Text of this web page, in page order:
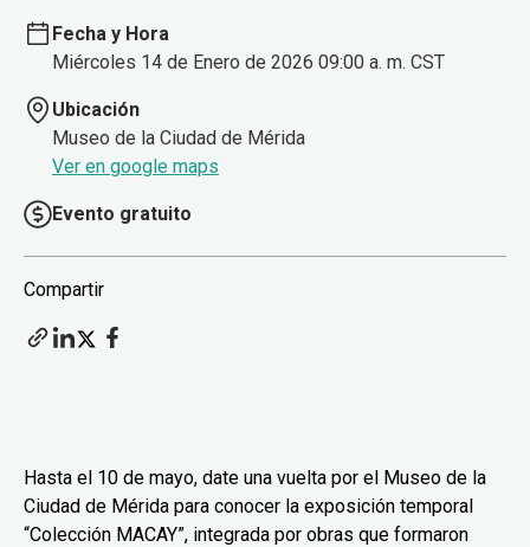
Fecha y Hora
Miércoles 14 de Enero de 2026 09:00 a. m. CST
Ubicación
Museo de la Ciudad de Mérida
Ver en google maps
Evento gratuito
Compartir
Hasta el 10 de mayo, date una vuelta por el Museo de la
Ciudad de Mérida para conocer la exposición temporal
“Colección MACAY”, integrada por obras que formaron